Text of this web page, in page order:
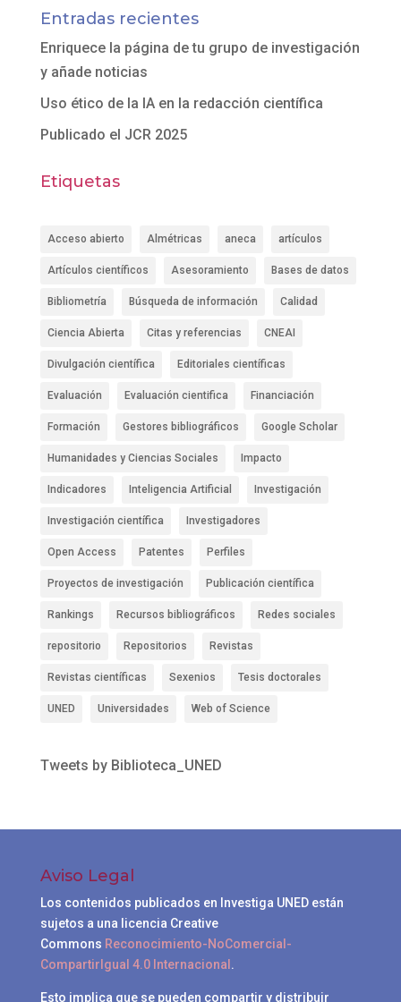
Entradas recientes
Enriquece la página de tu grupo de investigación
y añade noticias
Uso ético de la IA en la redacción científica
Publicado el JCR 2025
Etiquetas
Acceso abierto Almétricas aneca artículos
Artículos científicos Asesoramiento Bases de datos
Bibliometría Búsqueda de información Calidad
Ciencia Abierta Citas y referencias CNEAI
Divulgación científica Editoriales científicas
Evaluación Evaluación cientifica Financiación
Formación Gestores bibliográficos Google Scholar
Humanidades y Ciencias Sociales Impacto
Indicadores Inteligencia Artificial Investigación
Investigación científica Investigadores
Open Access Patentes Perfiles
Proyectos de investigación Publicación científica
Rankings Recursos bibliográficos Redes sociales
repositorio Repositorios Revistas
Revistas científicas Sexenios Tesis doctorales
UNED Universidades Web of Science
Tweets by Biblioteca_UNED
Aviso Legal
Los contenidos publicados en Investiga UNED están
sujetos a una licencia Creative
Commons Reconocimiento-NoComercial-
CompartirIgual 4.0 Internacional .
Esto implica que se pueden compartir y distribuir